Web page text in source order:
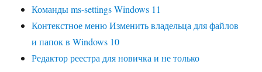
Команды ms-settings Windows 11
Контекстное меню Изменить владельца для файлов
и папок в Windows 10
Редактор реестра для новичка и не только